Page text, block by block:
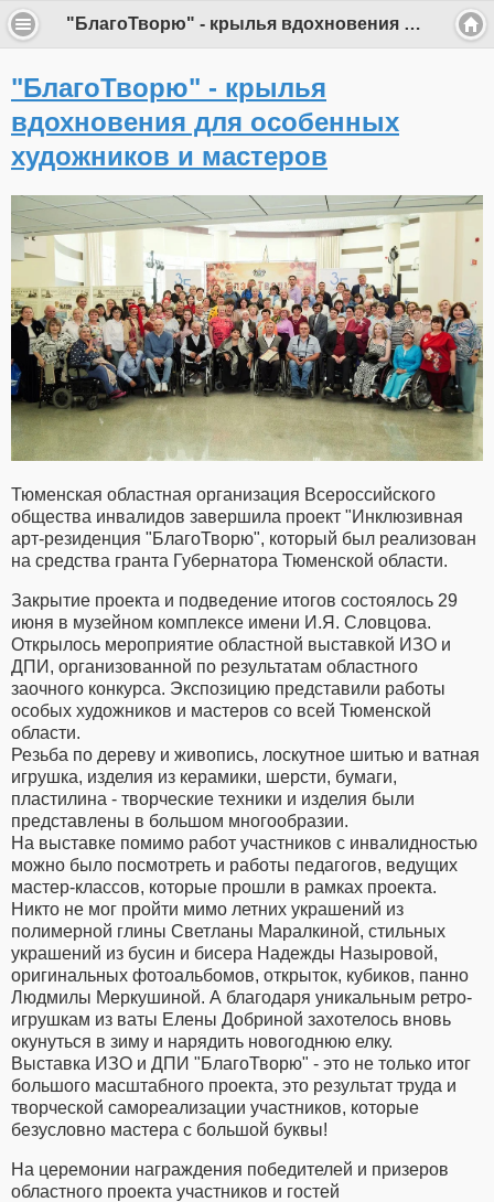
"БлагоТворю" - крылья вдохновения для особенных художников и мастеров
"БлагоТворю" - крылья
вдохновения для особенных
художников и мастеров
Тюменская областная организация Всероссийского
общества инвалидов завершила проект "Инклюзивная
арт-резиденция "БлагоТворю", который был реализован
на средства гранта Губернатора Тюменской области.
Закрытие проекта и подведение итогов состоялось 29
июня в музейном комплексе имени И.Я. Словцова.
Открылось мероприятие областной выставкой ИЗО и
ДПИ, организованной по результатам областного
заочного конкурса. Экспозицию представили работы
особых художников и мастеров со всей Тюменской
области.
Резьба по дереву и живопись, лоскутное шитью и ватная
игрушка, изделия из керамики, шерсти, бумаги,
пластилина - творческие техники и изделия были
представлены в большом многообразии.
На выставке помимо работ участников с инвалидностью
можно было посмотреть и работы педагогов, ведущих
мастер-классов, которые прошли в рамках проекта.
Никто не мог пройти мимо летних украшений из
полимерной глины Светланы Маралкиной, стильных
украшений из бусин и бисера Надежды Назыровой,
оригинальных фотоальбомов, открыток, кубиков, панно
Людмилы Меркушиной. А благодаря уникальным ретро-
игрушкам из ваты Елены Добриной захотелось вновь
окунуться в зиму и нарядить новогоднюю елку.
Выставка ИЗО и ДПИ "БлагоТворю" - это не только итог
большого масштабного проекта, это результат труда и
творческой самореализации участников, которые
безусловно мастера с большой буквы!
На церемонии награждения победителей и призеров
областного проекта участников и гостей